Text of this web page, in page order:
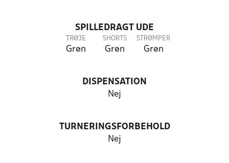
SPILLEDRAGT UDE
TRØJE
Grøn
SHORTS
Grøn
STRØMPER
Grøn
DISPENSATION
Nej
TURNERINGSFORBEHOLD
Nej